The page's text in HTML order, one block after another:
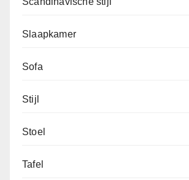
Slaapkamer
Sofa
Stijl
Stoel
Tafel